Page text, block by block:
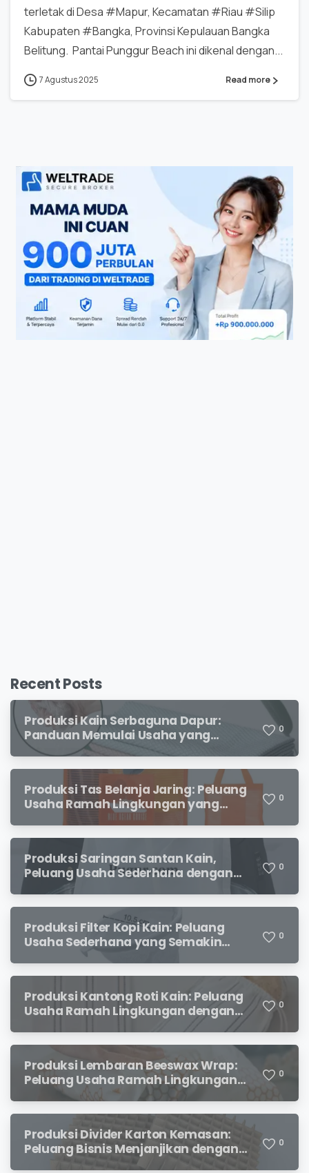
terletak di Desa #Mapur, Kecamatan #Riau #Silip
Kabupaten #Bangka, Provinsi Kepulauan Bangka
Belitung. Pantai Punggur Beach ini dikenal dengan...
7 Agustus 2025 Read more
Recent Posts
Produksi Kain Serbaguna Dapur:
Panduan Memulai Usaha yang
Menjanjikan untuk Pebisnis Pemula
0
Produksi Tas Belanja Jaring: Peluang
Usaha Ramah Lingkungan yang
0
Produksi Saringan Santan Kain,
Peluang Usaha Sederhana dengan
Permintaan yang Terus Meningkat
0
Produksi Filter Kopi Kain: Peluang
Usaha Sederhana yang Semakin
Diminati Pecinta Kopi
0
Produksi Kantong Roti Kain: Peluang
Usaha Ramah Lingkungan dengan
0
Produksi Lembaran Beeswax Wrap:
Peluang Usaha Ramah Lingkungan
yang Menjanjikan
0
Produksi Divider Karton Kemasan:
Peluang Bisnis Menjanjikan dengan
Permintaan yang Terus Meningkat
0